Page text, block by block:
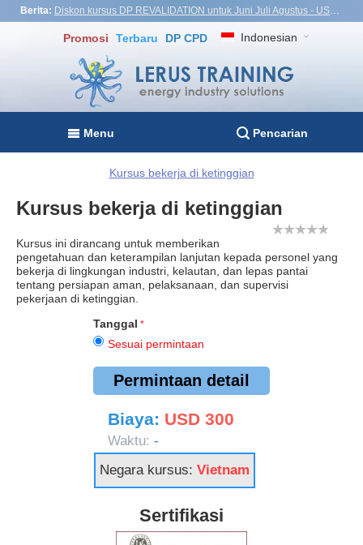
Berita: Diskon kursus DP REVALIDATION untuk Juni Juli Agustus - USD1,000! Vietnam, Turki, Malaysia
Promosi Terbaru DP CPD Indonesian
Menu Pencarian
Kursus bekerja di ketinggian
Kursus bekerja di ketinggian
Kursus ini dirancang untuk memberikan
pengetahuan dan keterampilan lanjutan kepada personel yang
bekerja di lingkungan industri, kelautan, dan lepas pantai
tentang persiapan aman, pelaksanaan, dan supervisi
pekerjaan di ketinggian.
Tanggal
Sesuai permintaan
Permintaan detail
Biaya: USD 300
Waktu: -
Negara kursus: Vietnam
Sertifikasi